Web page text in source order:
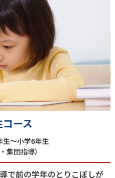
ース
⽣〜⼩学6年⽣
集団指導）
で前の学年のとりこぼしが